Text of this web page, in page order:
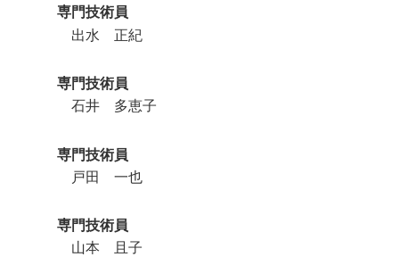
専門技術員
出水 正紀
専門技術員
石井 多恵子
専門技術員
戸田 一也
専門技術員
山本 且子